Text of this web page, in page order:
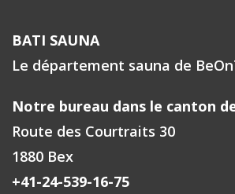
BATI SAUNA
Le département sauna de
Notre bureau dans le canton
Route des Courtraits 30
1880 Bex
+41-24-539-16-75